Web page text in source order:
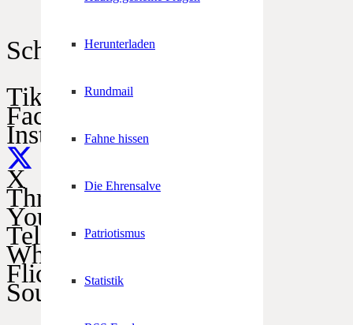
Herunterladen
Rundmail
Fahne hissen
Die Ehrensalve
Patriotismus
Statistik
Schützen im Netz
TikTok
Facebook
Instagram
X
Threads
YouTube
Telegram
WhatsApp
Flickr
SoundCloud